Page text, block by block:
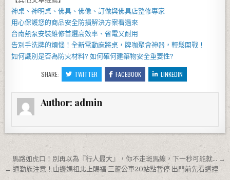
神桌、神明桌 、佛具 、佛像、訂做與佛具店整修專家
用心保護您的商品安全防損解決方案看過來
台南熱泵安裝維修首選高效率、省電又耐用
告別手洗牌的煩惱！全新電動麻將桌 ，牌咖聚會神器，輕鬆開戰！
如何識別是否為 防火材料? 如何確何建築物安全重要性?
SHARE: TWITTER FACEBOOK LINKEDIN
Author: admin
文章導覽
馬路如虎口！別再以為『行人最大』，你不走斑馬線，下一秒可能就… →
← 通勤族注意！山邊媽祖北上賜福 三蘆公車20站點暫停 出門前先看這裡